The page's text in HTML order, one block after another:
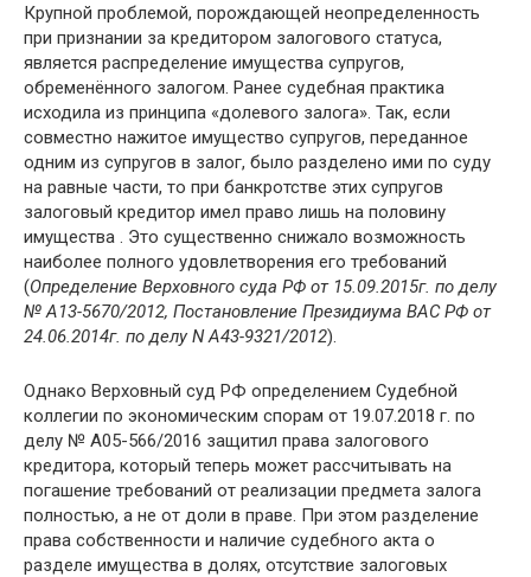
Крупной проблемой, порождающей неопределенность
при признании за кредитором залогового статуса,
является распределение имущества супругов,
обременённого залогом. Ранее судебная практика
исходила из принципа «долевого залога». Так, если
совместно нажитое имущество супругов, переданное
одним из супругов в залог, было разделено ими по суду
на равные части, то при банкротстве этих супругов
залоговый кредитор имел право лишь на половину
имущества . Это существенно снижало возможность
наиболее полного удовлетворения его требований
(Определение Верховного суда РФ от 15.09.2015г. по делу
№ А13-5670/2012, Постановление Президиума ВАС РФ от
24.06.2014г. по делу N А43-9321/2012).
Однако Верховный суд РФ определением Судебной
коллегии по экономическим спорам от 19.07.2018 г. по
делу № А05-566/2016 защитил права залогового
кредитора, который теперь может рассчитывать на
погашение требований от реализации предмета залога
полностью, а не от доли в праве. При этом разделение
права собственности и наличие судебного акта о
разделе имущества в долях, отсутствие залоговых